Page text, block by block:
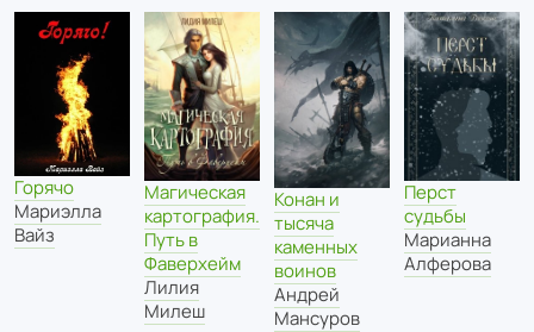
Горячо
Мариэлла
Вайз
Магическая
картография.
Путь в
Фаверхейм
Лилия
Милеш
Конан и
тысяча
каменных
воинов
Андрей
Мансуров
Перст
судьбы
Марианна
Алферова